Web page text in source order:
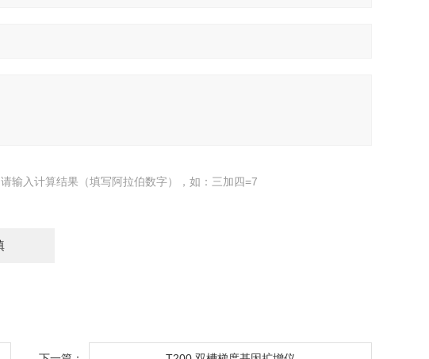
请输入计算结果（填写阿拉伯数字），如：三加四=7